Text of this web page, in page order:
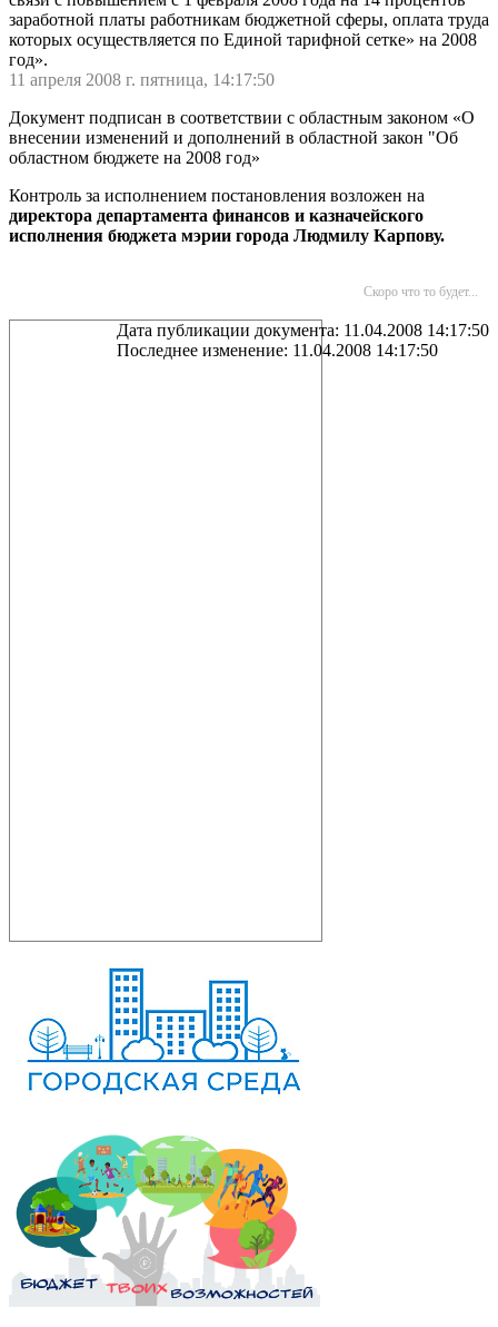
заработной платы работникам бюджетной сферы, оплата труда
которых осуществляется по Единой тарифной сетке» на 2008
год».
11 апреля 2008 г. пятница, 14:17:50
Документ подписан в соответствии с областным законом «О
внесении изменений и дополнений в областной закон "Об
областном бюджете на 2008 год»
Контроль за исполнением постановления возложен на
директора департамента финансов и казначейского
исполнения бюджета мэрии города Людмилу Карпову.
Скоро что то будет...
Дата публикации документа: 11.04.2008 14:17:50
Последнее изменение: 11.04.2008 14:17:50